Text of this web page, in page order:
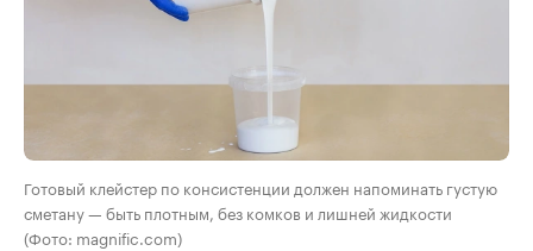
Готовый клейстер по консистенции должен напоминать густую
сметану — быть плотным, без комков и лишней жидкости
(Фото: magnific.com)